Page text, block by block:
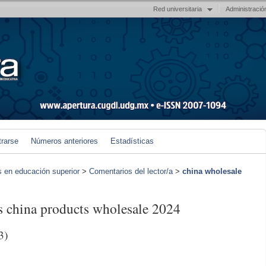
Red universitaria
Números anteriores Estadísticas
educación superior > Comentarios del lector/a> china wholesale
products wholesale 2024